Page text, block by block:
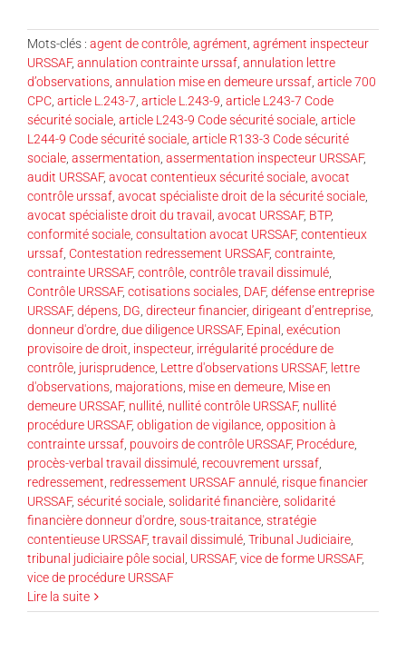
Mots-clés : agent de contrôle agrément agrément inspecteur
URSSAF, annulation contrainte urssaf annulation lettre
d’observations annulation mise en demeure urssaf article 700
CPC article L.243-7 article L.243-9 article L243-7 Code
sécurité sociale article L243-9 Code sécurité sociale article
L244-9 Code sécurité sociale article R133-3 Code sécurité
sociale assermentation assermentation inspecteur URSSAF,
audit URSSAF, avocat contentieux sécurité sociale avocat
contrôle urssaf avocat spécialiste droit de la sécurité sociale
avocat spécialiste droit du travail
avocat URSSAF, BTP,
conformité sociale consultation avocat URSSAF, contentieux
urssaf Contestation redressement URSSAF, contrainte
contrainte URSSAF, contrôle contrôle travail dissimulé
Contrôle URSSAF, cotisations sociales DAF, défense entreprise
URSSAF, dépens DG directeur financier, dirigeant d’entreprise
donneur d'ordre due diligence URSSAF, Epinal
exécution
provisoire de droit inspecteur, irrégularité procédure de
contrôle jurisprudence Lettre d'observations URSSAF, lettre
d'observations majorations mise en demeure Mise en
demeure URSSAF, nullité nullité contrôle URSSAF, nullité
procédure URSSAF, obligation de vigilance opposition à
contrainte urssaf pouvoirs de contrôle URSSAF, Procédure
procès-verbal travail dissimulé recouvrement urssaf
redressement redressement URSSAF annulé risque financier
URSSAF, sécurité sociale solidarité financière solidarité
financière donneur d'ordre sous-traitance stratégie
contentieuse URSSAF, travail dissimulé Tribunal Judiciaire
tribunal judiciaire pôle social
URSSAF, vice de forme URSSAF,
vice de procédure URSSAF
Lire la suite